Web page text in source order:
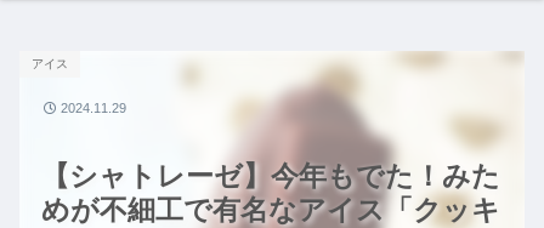
【シャトレーゼ】今年もでた！みた
めが不細工で有名なアイス「クッキ
アイス
2024.11.29